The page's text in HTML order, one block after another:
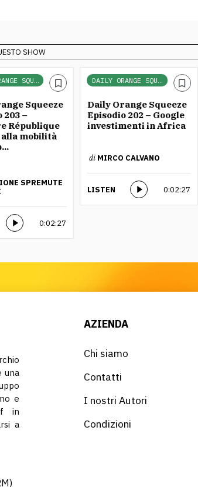
SHOW
DAILY ORANGE SQUEEZE
Squeeze
203 –
République
mobilità
SPREMUTE
0:02:27
DAILY ORANGE SQUEEZE
Daily Orange Squeeze
Episodio 202 – Google
investimenti in Africa
di MIRCO CALVANO
LISTEN 0:02:27
una
e
in
a
AZIENDA
Chi siamo
Contatti
I nostri Autori
Condizioni